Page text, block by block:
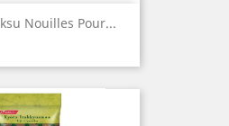
Nouilles Pour...